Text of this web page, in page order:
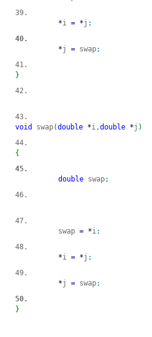
*i = *j ;
*j = swap;
}
void swap(double *i,double *j )
{
double swap;
	swap
= *i;
*i = *j ;
*j = swap;
}